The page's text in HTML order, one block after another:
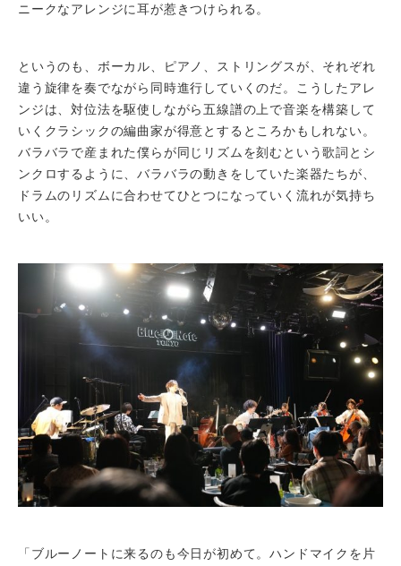
ニークなアレンジに耳が惹きつけられる。
というのも、ボーカル、ピアノ、ストリングスが、それぞれ
違う旋律を奏でながら同時進行していくのだ。こうしたアレ
ンジは、対位法を駆使しながら五線譜の上で音楽を構築して
いくクラシックの編曲家が得意とするところかもしれない。
バラバラで産まれた僕らが同じリズムを刻むという歌詞とシ
ンクロするように、バラバラの動きをしていた楽器たちが、
ドラムのリズムに合わせてひとつになっていく流れが気持ち
いい。
「ブルーノートに来るのも今日が初めて。ハンドマイクを片